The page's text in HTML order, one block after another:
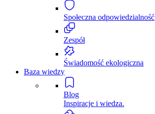
Społeczna odpowiedzialność
Zespół
Świadomość ekologiczna
Baza wiedzy
Blog
Inspiracje i wiedza.